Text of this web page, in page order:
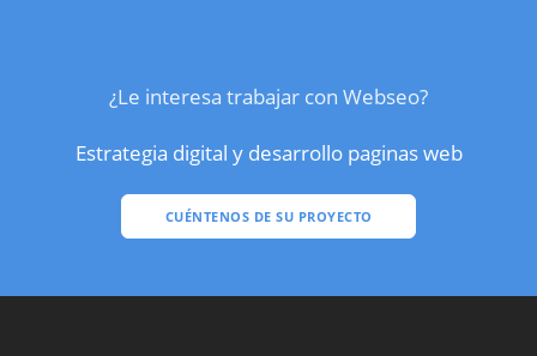
¿Le interesa trabajar con Webseo?
Estrategia digital y desarrollo paginas web
CUÉNTENOS DE SU PROYECTO